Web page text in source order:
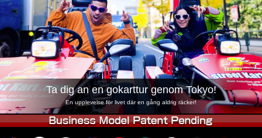
Byt butik
Tokyo Shinagawa Tokyo Akihabara#1
Tokyo Akihabara#2 Tokyo Shibuya
Tokyo Shibuya Annex Tokyo Bay
Tokyo Asakusa Osaka
Okinawa
Ta dig an en gokarttur genom Tokyo!
En upplevelse för livet där en gång aldrig räcker!